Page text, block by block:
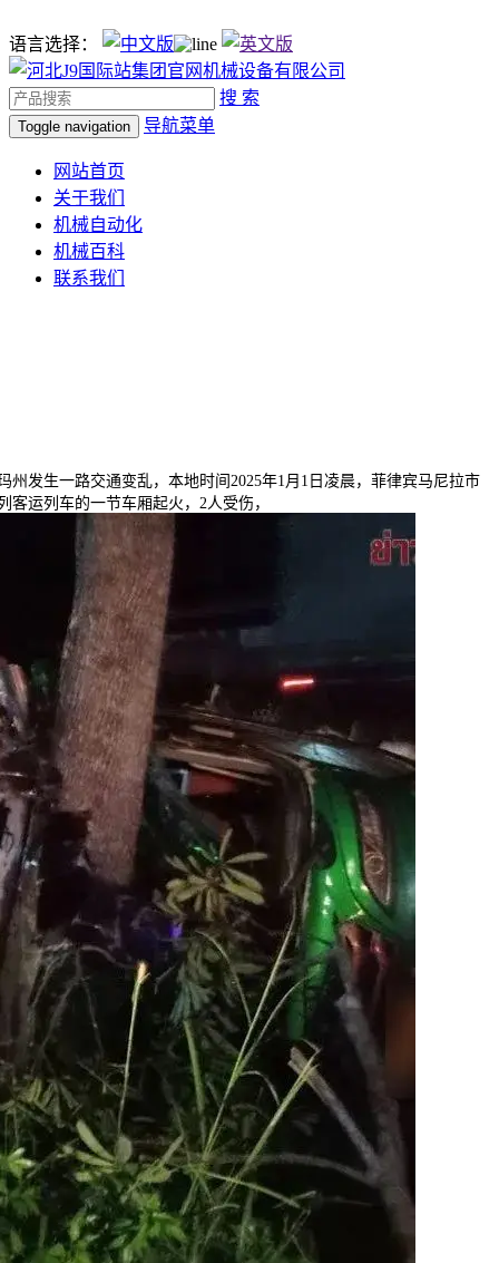
语言选择：
搜 索
Toggle navigation 导航菜单
网站首页
关于我们
机械自动化
机械百科
联系我们
发生一路交通变乱，本地时间2025年1月1日凌晨，菲律宾马尼拉市
运列车的一节车厢起火，2人受伤，